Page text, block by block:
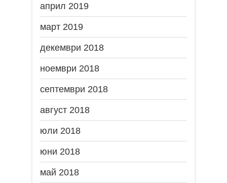
април 2019
март 2019
декември 2018
ноември 2018
септември 2018
август 2018
юли 2018
юни 2018
май 2018